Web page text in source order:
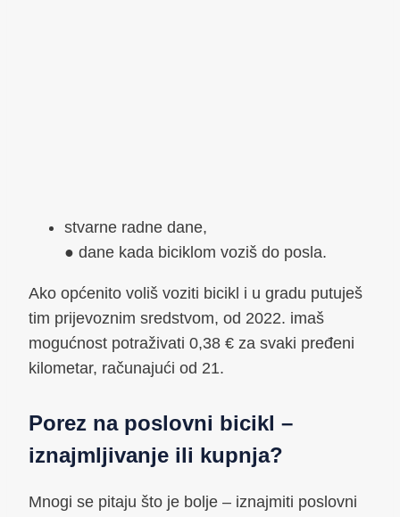
stvarne radne dane,
● dane kada biciklom voziš do posla.
Ako općenito voliš voziti bicikl i u gradu putuješ
tim prijevoznim sredstvom, od 2022. imaš
mogućnost potraživati 0,38 € za svaki pređeni
kilometar, računajući od 21.
Porez na poslovni bicikl –
iznajmljivanje ili kupnja?
Mnogi se pitaju što je bolje – iznajmiti poslovni